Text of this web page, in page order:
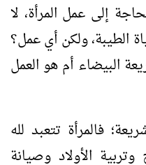
إلى عمل المرأة، لا
الطيبة، ولكن أي عمل؟
البيضاء أم هو العمل
فالمرأة تتعبد لله
الأولاد وصيانة